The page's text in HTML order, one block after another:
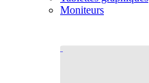
Moniteurs